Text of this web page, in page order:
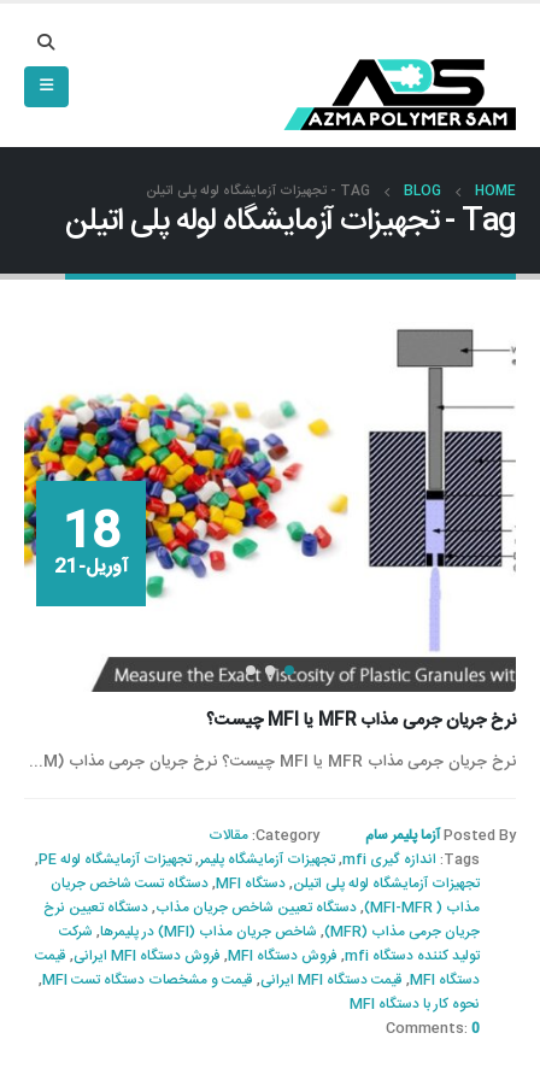
HOME
BLOG
TAG - تجهیزات آزمایشگاه لوله پلی اتیلن
Tag - تجهیزات آزمایشگاه لوله پلی اتیلن
18
آوریل-21
نرخ جریان جرمی مذاب MFR یا MFI چیست؟
نرخ جریان جرمی مذاب MFR یا MFI چیست؟ نرخ جریان جرمی مذاب (M...
Posted Byآزما پلیمر سام Category: مقالات
Tags: اندازه گیری mfi ,تجهیزات آزمایشگاه پلیمر,تجهیزات آزمایشگاه لوله PE
,
تجهیزات آزمایشگاه لوله پلی اتیلن,دستگاه MFI ,دستگاه تست شاخص جریان
مذاب ( MFI-MFR)
,دستگاه تعیین شاخص جریان مذاب,دستگاه تعیین نرخ
جریان جرمی مذاب (MFR)
, شاخص جریان مذاب (MFI) در پلیمرها , شرکت
تولید کننده دستگاه mfi
, فروش دستگاه MFI , فروش دستگاه MFI ایرانی , قیمت
دستگاه MFI
, قیمت دستگاه MFI ایرانی , قیمت و مشخصات دستگاه تست MFI
,
نحوه کار با دستگاه MFI
Comments: 0